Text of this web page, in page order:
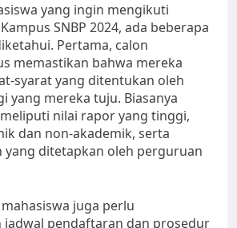
yang ingin mengikuti
SNBP 2024, ada beberapa
Pertama, calon
memastikan bahwa mereka
syarat yang ditentukan oleh
yang mereka tuju. Biasanya
nilai rapor yang tinggi,
dan non-akademik, serta
yang ditetapkan oleh perguruan
juga perlu
pendaftaran dan prosedur